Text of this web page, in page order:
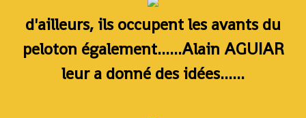
d'ailleurs, ils occupent les avants du
peloton également......Alain AGUIAR
leur a donné des idées......